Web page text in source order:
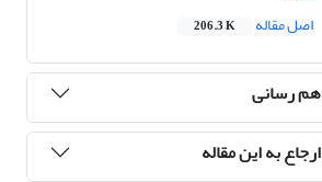
اصل مقاله
206.3 K
هم رسانی
ارجاع به این مقاله